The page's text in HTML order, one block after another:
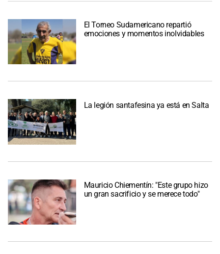
El Torneo Sudamericano repartió
emociones y momentos inolvidables
La legión santafesina ya está en Salta
Mauricio Chiementín: "Este grupo hizo
un gran sacrificio y se merece todo"